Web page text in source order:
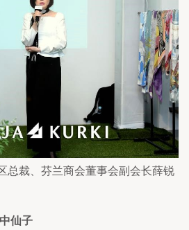
总裁、芬兰商会董事会副会长薛锐
仙子